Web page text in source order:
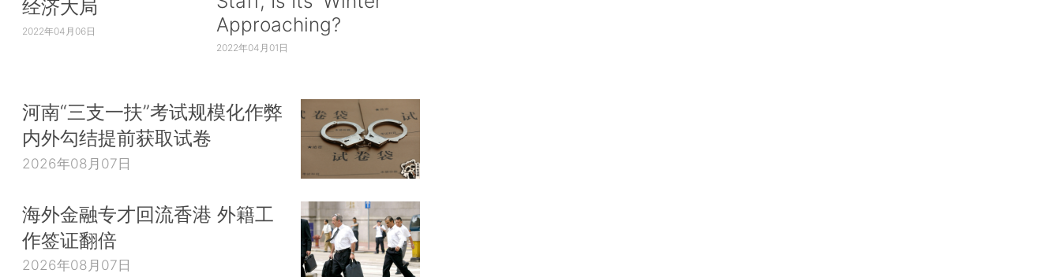
经济大局
2022年04月06日
Approaching?
2022年04月01日
河南“三支一扶”考试规模化作弊
内外勾结提前获取试卷
2026年08月07日
海外金融专才回流香港 外籍工
作签证翻倍
2026年08月07日